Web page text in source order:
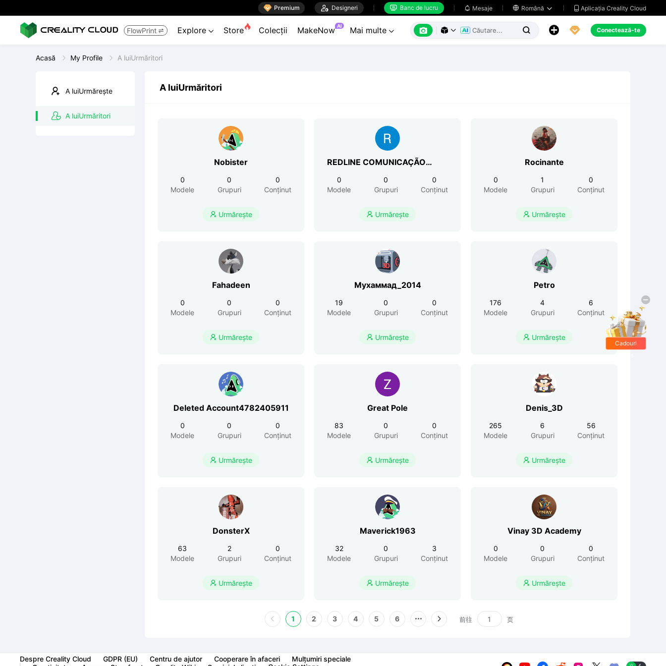
 Premium  Designeri  Banc de lucru  Mesaje  Română   Aplicația Creality Cloud
FlowPrint  Explore  Store Colecții MakeNow AI Mai multe        Conectează-te
Acasă My Profile A luiUrmăritori
A luiUrmărește
A luiUrmăritori
A luiUrmăritori
Nobister
0
Modele
0
Grupuri
0
Conținut
 Urmărește
REDLINE COMUNICAÇÃO
0
Modele
0
Grupuri
0
Conținut
 Urmărește
Rocinante
0
Modele
1
Grupuri
0
Conținut
 Urmărește
Fahadeen
0
Modele
0
Grupuri
0
Conținut
 Urmărește
Мухаммад_2014
19
Modele
0
Grupuri
0
Conținut
 Urmărește
Petro
176
Modele
4
Grupuri
6
Conținut
 Urmărește
Deleted Account4782405911
0
Modele
0
Grupuri
0
Conținut
 Urmărește
Great Pole
83
Modele
0
Grupuri
0
Conținut
 Urmărește
Denis_3D
265
Modele
6
Grupuri
56
Conținut
 Urmărește
DonsterX
63
Modele
2
Grupuri
0
Conținut
 Urmărește
Maverick1963
32
Modele
0
Grupuri
3
Conținut
 Urmărește
Vinay 3D Academy
0
Modele
0
Grupuri
0
Conținut
 Urmărește
1 2 3 4 5 6 前往 页
Despre Creality Cloud GDPR (EU) Centru de ajutor Cooperare în afaceri
Mulțumiri speciale
Cadouri